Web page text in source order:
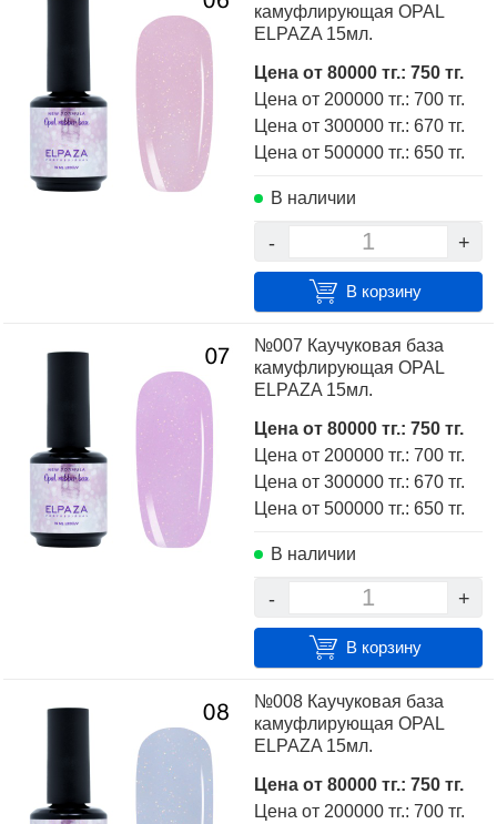
камуфлирующая OPAL
ELPAZA 15мл.
Цена от 80000 тг.: 750 тг.
Цена от 200000 тг.: 700 тг.
Цена от 300000 тг.: 670 тг.
Цена от 500000 тг.: 650 тг.
В наличии
+
-
В корзину
№007 Каучуковая база
камуфлирующая OPAL
ELPAZA 15мл.
Цена от 80000 тг.: 750 тг.
Цена от 200000 тг.: 700 тг.
Цена от 300000 тг.: 670 тг.
Цена от 500000 тг.: 650 тг.
В наличии
+
-
В корзину
№008 Каучуковая база
камуфлирующая OPAL
ELPAZA 15мл.
Цена от 80000 тг.: 750 тг.
Цена от 200000 тг.: 700 тг.